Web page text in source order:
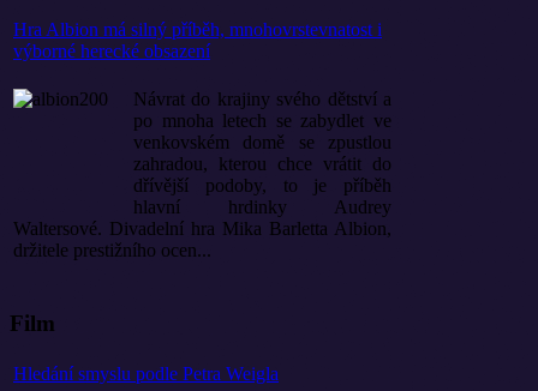
Hra Albion má silný příběh, mnohovrstevnatost i
výborné herecké obsazení
Návrat do krajiny svého dětství a
po mnoha letech se zabydlet ve
venkovském domě se zpustlou
zahradou, kterou chce vrátit do
dřívější podoby, to je příběh
hlavní hrdinky Audrey
Waltersové. Divadelní hra Mika Barletta Albion,
držitele prestižního ocen...
Film
Hledání smyslu podle Petra Weigla